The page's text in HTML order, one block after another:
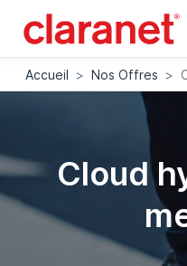
Accueil > Nos Offres >
Cloud